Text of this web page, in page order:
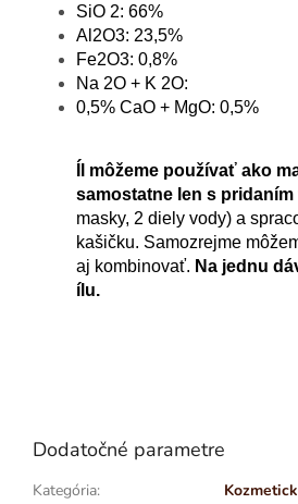
SiO 2: 66%
Al2O3: 23,5%
Fe2O3: 0,8%
Na 2O + K 2O:
0,5% CaO + MgO: 0,5%
Íl môžeme používať ako
samostatne len s
masky, 2 diely vody) a
kašičku. Samozrejme
aj kombinovať. Na jednu
ílu.
Dodatočné parametre
Kategória: